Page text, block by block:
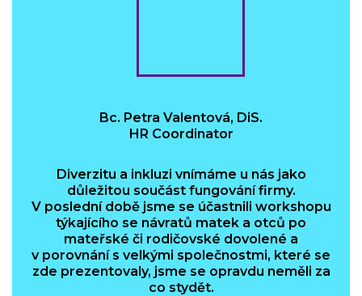
Bc. Petra Valentová, DiS.
HR Coordinator
Diverzitu a inkluzi vnímáme u nás jako
důležitou součást fungování firmy.
V poslední době jsme se účastnili workshopu
týkajícího se návratů matek a otců po
mateřské či rodičovské dovolené a
v porovnání s velkými společnostmi, které se
zde prezentovaly, jsme se opravdu neměli za
co stydět.